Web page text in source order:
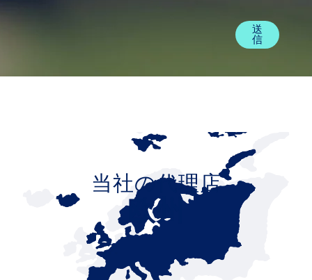
送
信
当社の代理店
欧州